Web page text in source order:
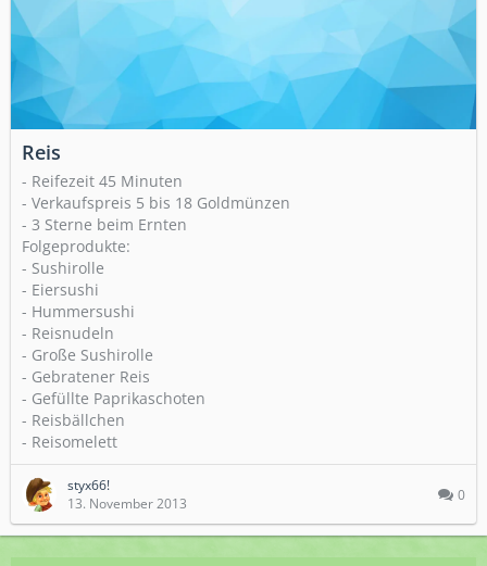
Reis
- Reifezeit 45 Minuten
- Verkaufspreis 5 bis 18 Goldmünzen
- 3 Sterne beim Ernten
Folgeprodukte:
- Sushirolle
- Eiersushi
- Hummersushi
- Reisnudeln
- Große Sushirolle
- Gebratener Reis
- Gefüllte Paprikaschoten
- Reisbällchen
- Reisomelett
styx66!
13. November 2013
0